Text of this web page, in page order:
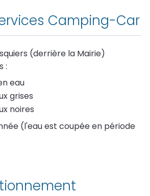
Camping-Car
(derrière la Mairie)
:
eau
grises
noires
(l'eau est coupée en période